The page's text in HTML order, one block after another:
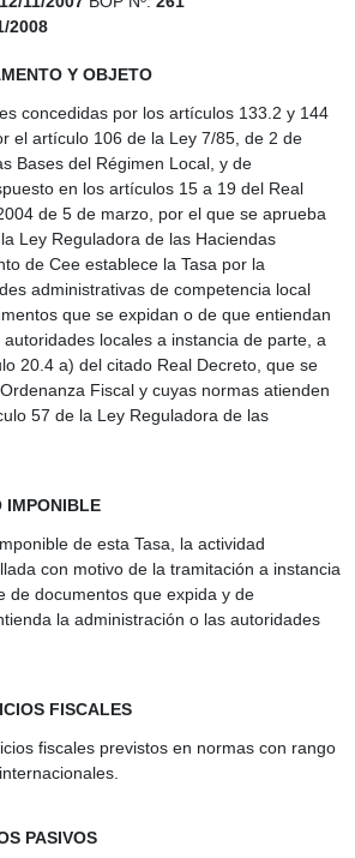
2008
Y OBJETO
concedidas por los artículos 133.2 y 144
el artículo 106 de la Ley 7/85, de 2 de
Bases del Régimen Local, y de
en los artículos 15 a 19 del Real
de 5 de marzo, por el que se aprueba
Ley Reguladora de las Haciendas
de Cee establece la Tasa por la
administrativas de competencia local
que se expidan o de que entiendan
locales a instancia de parte, a
20.4 a) del citado Real Decreto, que se
Fiscal y cuyas normas atienden
57 de la Ley Reguladora de las
IMPONIBLE
de esta Tasa, la actividad
con motivo de la tramitación a instancia
de documentos que expida y de
la administración o las autoridades
FISCALES
fiscales previstos en normas con rango
PASIVOS